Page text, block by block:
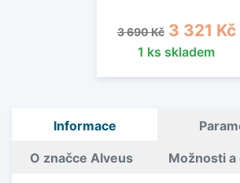
Běžná cena
3 690 Kč Cena
3 321 Kč
1 ks skladem
Informace
O značce Alveus Možnosti